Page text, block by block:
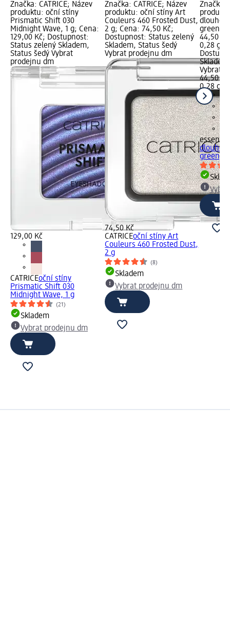
Značka: CATRICE; Název
produktu: oční stíny
Prismatic Shift 030
Midnight Wave, 1 g; Cena:
129,00 Kč; Dostupnost:
Status zelený Skladem,
Status šedý Vybrat
prodejnu dm
129,00 Kč
CATRICEoční stíny
Prismatic Shift 030
Midnight Wave, 1 g
(21)
Skladem
Vybrat prodejnu dm
Značka: CATRICE; Název
produktu: oční stíny Art
Couleurs 460 Frosted Dust,
2 g; Cena: 74,50 Kč;
Dostupnost: Status zelený
Skladem, Status šedý
Vybrat prodejnu dm
74,50 Kč
CATRICEoční stíny Art
Couleurs 460 Frosted Dust,
2 g
(8)
Skladem
Vybrat prodejnu dm
Značka:
green,
44,50
0,28 g
Vybrat
44,50 Kč
0,28 g
essence
green,